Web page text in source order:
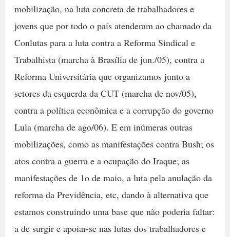
mobilização, na luta concreta de trabalhadores e
jovens que por todo o país atenderam ao chamado da
Conlutas para a luta contra a Reforma Sindical e
Trabalhista (marcha à Brasília de jun./05), contra a
Reforma Universitária que organizamos junto a
setores da esquerda da CUT (marcha de nov/05),
contra a política econômica e a corrupção do governo
Lula (marcha de ago/06). E em inúmeras outras
mobilizações, como as manifestações contra Bush; os
atos contra a guerra e a ocupação do Iraque; as
manifestações de 1o de maio, a luta pela anulação da
reforma da Previdência, etc, dando à alternativa que
estamos construindo uma base que não poderia faltar:
a de surgir e apoiar-se nas lutas dos trabalhadores e